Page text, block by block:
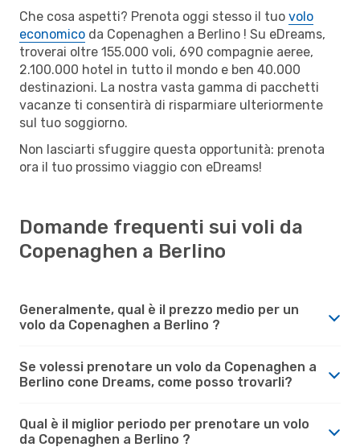
Che cosa aspetti? Prenota oggi stesso il tuo volo
economico da Copenaghen a Berlino ! Su eDreams,
troverai oltre 155.000 voli, 690 compagnie aeree,
2.100.000 hotel in tutto il mondo e ben 40.000
destinazioni. La nostra vasta gamma di pacchetti
vacanze ti consentirà di risparmiare ulteriormente
sul tuo soggiorno.
Non lasciarti sfuggire questa opportunità: prenota
ora il tuo prossimo viaggio con eDreams!
Domande frequenti sui voli da
Copenaghen a Berlino
Generalmente, qual è il prezzo medio per un
volo da Copenaghen a Berlino ?
Se volessi prenotare un volo da Copenaghen a
Berlino cone Dreams, come posso trovarli?
Qual è il miglior periodo per prenotare un volo
da Copenaghen a Berlino ?